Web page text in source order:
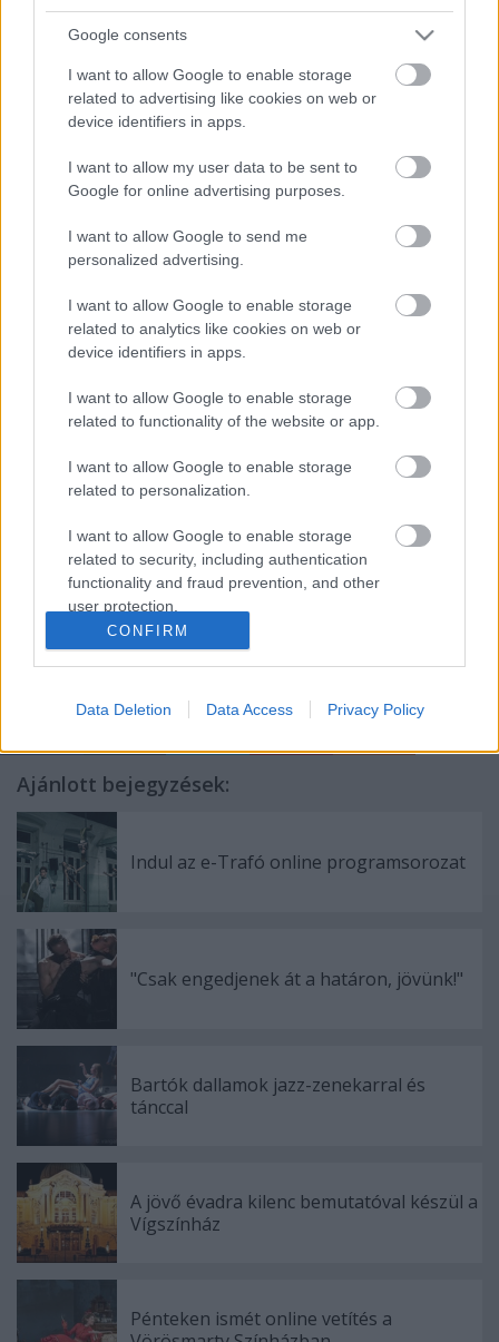
Google consents
I want to allow Google to enable storage
related to advertising like cookies on web or
device identifiers in apps.
I want to allow my user data to be sent to
Google for online advertising purposes.
I want to allow Google to send me
personalized advertising.
I want to allow Google to enable storage
related to analytics like cookies on web or
device identifiers in apps.
I want to allow Google to enable storage
related to functionality of the website or app.
I want to allow Google to enable storage
related to personalization.
I want to allow Google to enable storage
related to security, including authentication
functionality and fraud prevention, and other
user protection.
CONFIRM
Data Deletion Data Access Privacy Policy
Győri Balett:
Női táncművész:Szendrei Georgina
Férfi táncművész:Horváth Krisztián
A legjobb előadás:Hanyistók, avagy a grófkisasszony
és a lápi szörny története-Tengely Gábor
A legjobb színész: Ragán Edit
Győri Filharmonikus Zenekar:
Az év zenekari művésze:Kovács Katalin, fuvola
Vörös Ádám , trombita
Az évad koncertje:The King's Singers- 2014. január
Ajánlott bejegyzések:
Indul az e-Trafó online programsorozat
"Csak engedjenek át a határon, jövünk!"
Bartók dallamok jazz-zenekarral és
tánccal
A jövő évadra kilenc bemutatóval készül a
Vígszínház
Pénteken ismét online vetítés a